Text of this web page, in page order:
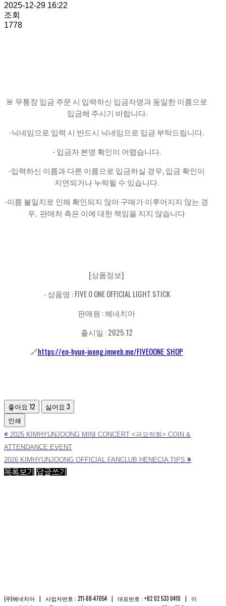
2025-12-29 16:22
조회
1778
🚨 무통장 입금 주문 시 입력하신 입금자명과 동일한 이름으로
입금해 주시기 바랍니다.
-닉네임으로 입력 시 반드시 닉네임으로 입금 부탁드립니다.
- 입금자 본명 확인이 어렵습니다.
-입력하신 이름과 다른 이름으로 입금하실 경우, 입금 확인이
지연되거나 누락될 수 있습니다.
-이름 불일치로 인해 확인되지 않아 구매가 이루어지지 않는 경
우, 판매처 측은 이에 대한 책임을 지지 않습니다
[상품정보]
- 상품명 : FIVE O ONE OFFICIAL LIGHT STICK
판매원 : 헤네치아
출시일 : 2025.12
🔗https://en-hyun-joong.imweb.me/FIVEOONE_SHOP
좋아요 12 싫어요 3
인쇄
« 2025 KIMHYUNJOONG MINI CONCERT <금요락회> COIN &
ATTENDANCE EVENT
2026 KIMHYUNJOONG OFFICIAL FANCLUB HENECIA TIPS »
목록보기 답글쓰기
(주)헤네치아 | 사업자번호 : 211-88-47054 | 대표번호 : +82 02 533 0410 | 이